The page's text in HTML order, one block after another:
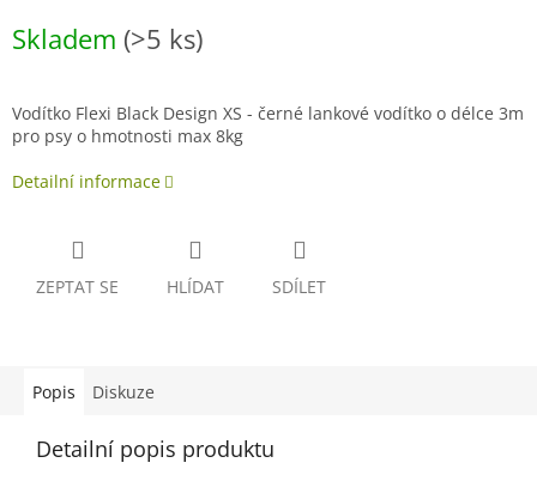
Skladem (>5 ks)
Vodítko Flexi Black Design XS - černé lankové vodítko o délce 3m
pro psy o hmotnosti max 8kg
Detailní informace
ZEPTAT SE HLÍDAT SDÍLET
Popis Diskuze
Detailní popis produktu